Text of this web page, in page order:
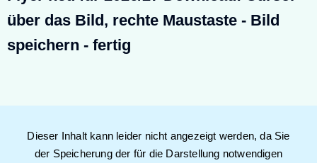
über das Bild, rechte Maustaste - Bild
speichern - fertig
Dieser Inhalt kann leider nicht angezeigt werden, da Sie
der Speicherung der für die Darstellung notwendigen